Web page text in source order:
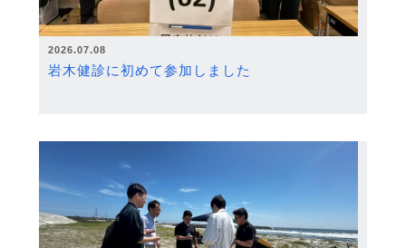
2026.07.08
岩木健診に初めて参加しました